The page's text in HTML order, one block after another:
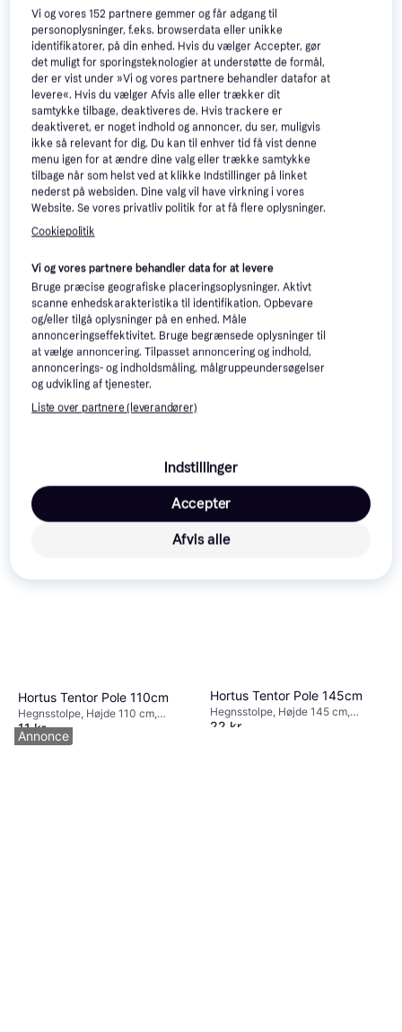
Plus Stålstolpe 80x80
Hegnsstolpe, Bredde 80 cm
410 kr.
9 butikker
9 butikker
Trender
Hegnsstolpe, Højde 160 cm,
Bredde 9 cm, Længde 9 cm
422 kr.
9+ butikker
Hegnsstolpe, Højde 97 cm, Bredde
9 cm, Længde 9 cm
180 kr.
9+ butikker
Trender
Hortus Tentor Pole 110cm
Hegnsstolpe, Højde 110 cm,
Bredde 0.8 cm
11 kr.
9+ butikker
Hortus Tentor Pole 145cm
Hegnsstolpe, Højde 145 cm,
Bredde 1 cm
22 kr.
Annonce
Vi og vores152 partnere gemmer og får adgang til
personoplysninger, f.eks. browserdata eller unikke
identifikatorer, på din enhed. Hvis du vælger Accepter, gør
det muligt for sporingsteknologier at understøtte de formål,
der er vist under »Vi og vores partnere behandler datafor at
levere«. Hvis du vælger Afvis alle eller trækker dit
samtykke tilbage, deaktiveres de. Hvis trackere er
deaktiveret, er noget indhold og annoncer, du ser, muligvis
ikke så relevant for dig. Du kan til enhver tid få vist denne
menu igen for at ændre dine valg eller trække samtykke
tilbage når som helst ved at klikke Indstillinger på linket
nederst på websiden. Dine valg vil have virkning i vores
Website. Se vores privatliv politik for at få flere oplysninger.
Cookiepolitik
Vi og vores partnere behandler data for at levere
Bruge præcise geografiske placeringsoplysninger. Aktivt
scanne enhedskarakteristika til identifikation. Opbevare
og/eller tilgå oplysninger på en enhed. Måle
annonceringseffektivitet. Bruge begrænsede oplysninger til
at vælge annoncering. Tilpasset annoncering og indhold,
annoncerings- og indholdsmåling, målgruppeundersøgelser
og udvikling af tjenester.
Liste over partnere (leverandører)
Indstillinger
Afvis alle
Accepter